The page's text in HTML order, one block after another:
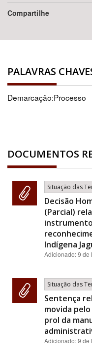
Compartilhe
PALAVRAS
Demarcação:Processo
DOCUMENTOS
Situação das
Decisão
(Parcial)
Indígena
Adicionado:9 de
Situação das
Sentença
movida
prol da
Adicionado:9 de